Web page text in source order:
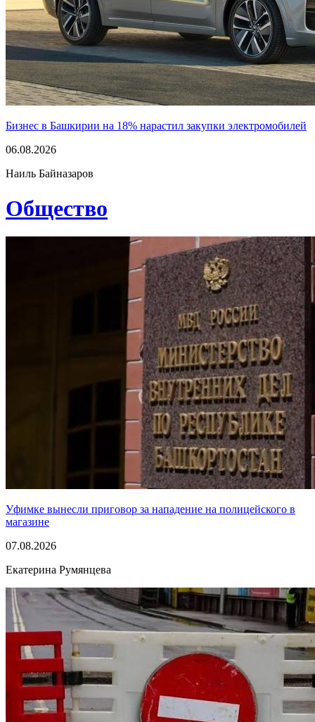
Бизнес в Башкирии на 18% нарастил закупки электромобилей
06.08.2026
Наиль Байназаров
Общество
Уфимке вынесли приговор за нападение на полицейского в
магазине
07.08.2026
Екатерина Румянцева